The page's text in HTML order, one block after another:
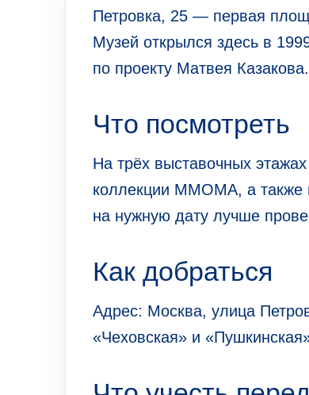
Петровка, 25 — первая
Музей открылся здесь в
по проекту Матвея Казакова.
Что посмотреть
На трёх выставочных
коллекции ММОМА, а также
на нужную дату лучше
Как добраться
Адрес: Москва, улица
«Чеховская» и